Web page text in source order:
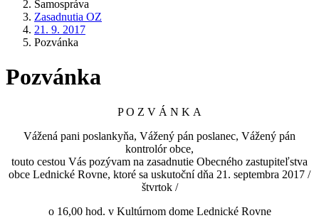
Samospráva
Zasadnutia OZ
21. 9. 2017
Pozvánka
Pozvánka
P O Z V Á N K A
Vážená pani poslankyňa, Vážený pán poslanec, Vážený pán
kontrolór obce,
touto cestou Vás pozývam na zasadnutie Obecného zastupiteľstva
obce Lednické Rovne, ktoré sa uskutoční dňa 21. septembra 2017 /
štvrtok /
o 16,00 hod. v Kultúrnom dome Lednické Rovne